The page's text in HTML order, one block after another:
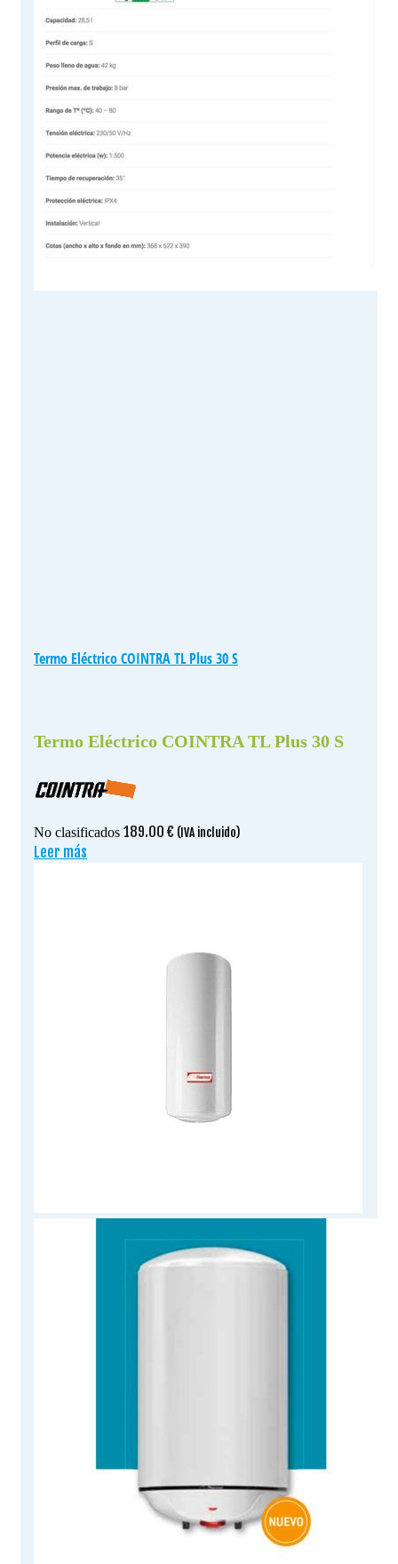
Termo Eléctrico COINTRA TL Plus 30 S
Termo Eléctrico COINTRA TL Plus 30 S
No clasificados 189.00 € (IVA incluido)
Leer más